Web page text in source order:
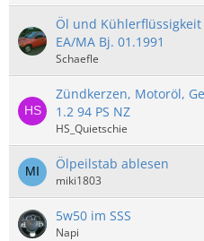
Öl und
EA/MA Bj. 01.1991
Schaefle
Zündkerzen, Motoröl,
1.2 94 PS NZ
HS_Quietschie
Ölpeilstab ablesen
miki1803
5w50 im SSS
Napi